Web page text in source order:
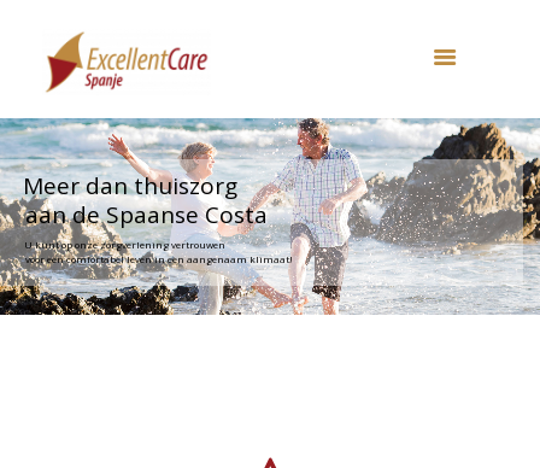
Meer dan thuiszorg
aan de Spaanse Costa
U kunt op onze zorgverlening vertrouwen
voor een comfortabel leven in een aangenaam klimaat!